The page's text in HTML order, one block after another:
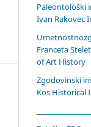
Paleontološki
Ivan Rakovec
Franceta
of Art History
Zgodovinski
Kos Historical